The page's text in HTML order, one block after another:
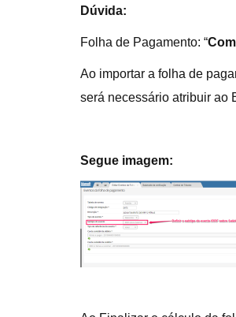
Dúvida:
Folha de Pagamento: “
Ao importar a folha de
será necessário atribuir ao
Segue imagem: